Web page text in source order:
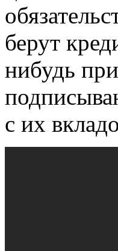
берут
нибудь
с их